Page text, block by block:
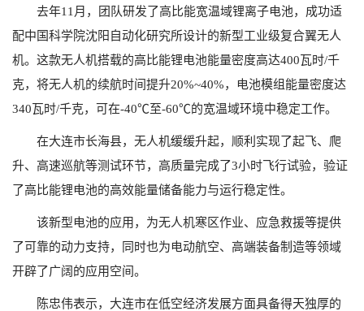
去年11月，团队研发了高比能宽温域锂离子电池，成功适
配中国科学院沈阳自动化研究所设计的新型工业级复合翼无人
机。这款无人机搭载的高比能锂电池能量密度高达400瓦时/千
克，将无人机的续航时间提升20%~40%，电池模组能量密度达
340瓦时/千克，可在-40℃至-60℃的宽温域环境中稳定工作。
在大连市长海县，无人机缓缓升起，顺利实现了起飞、爬
升、高速巡航等测试环节，高质量完成了3小时飞行试验，验证
了高比能锂电池的高效能量储备能力与运行稳定性。
该新型电池的应用，为无人机寒区作业、应急救援等提供
了可靠的动力支持，同时也为电动航空、高端装备制造等领域
开辟了广阔的应用空间。
陈忠伟表示，大连市在低空经济发展方面具备得天独厚的